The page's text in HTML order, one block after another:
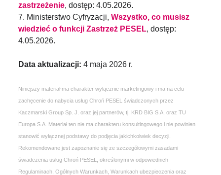
zastrzeżenie, dostęp: 4.05.2026.
7. Ministerstwo Cyfryzacji,Wszystko, co musisz
wiedzieć o funkcji Zastrzeż PESEL, dostęp:
4.05.2026.
Data aktualizacji:4 maja 2026 r.
Niniejszy materiał ma charakter wyłącznie marketingowy i ma na celu
zachęcenie do nabycia usług Chroń PESEL świadczonych przez
Kaczmarski Group Sp. J. oraz jej partnerów, tj. KRD BIG S.A. oraz TU
Europa S.A. Materiał ten nie ma charakteru konsultingowego i nie powinien
stanowić wyłącznej podstawy do podjęcia jakichkolwiek decyzji.
Rekomendowane jest zapoznanie się ze szczegółowymi zasadami
świadczenia usług Chroń PESEL, określonymi w odpowiednich
Regulaminach, Ogólnych Warunkach, Warunkach ubezpieczenia oraz